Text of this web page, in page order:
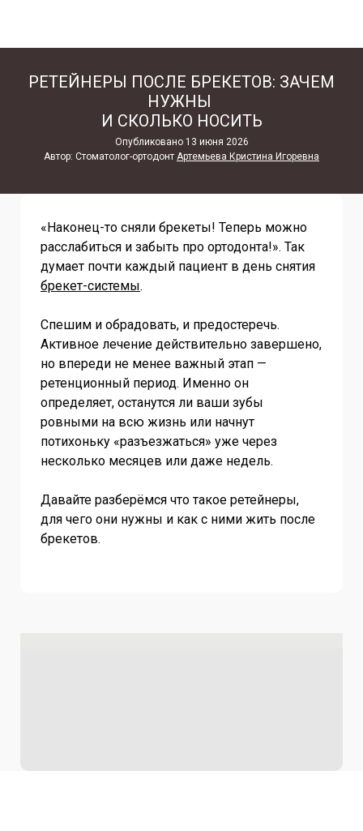
РЕТЕЙНЕРЫ ПОСЛЕ БРЕКЕТОВ: ЗАЧЕМ
НУЖНЫ
И СКОЛЬКО НОСИТЬ
Опубликовано 13 июня 2026
Автор: Стоматолог-ортодонт Артемьева Кристина Игоревна
«Наконец-то сняли брекеты! Теперь можно
расслабиться и забыть про ортодонта!». Так
думает почти каждый пациент в день снятия
брекет-системы.
Спешим и обрадовать, и предостеречь.
Активное лечение действительно завершено,
но впереди не менее важный этап —
ретенционный период. Именно он
определяет, останутся ли ваши зубы
ровными на всю жизнь или начнут
потихоньку «разъезжаться» уже через
несколько месяцев или даже недель.
Давайте разберёмся что такое ретейнеры,
для чего они нужны и как с ними жить после
брекетов.